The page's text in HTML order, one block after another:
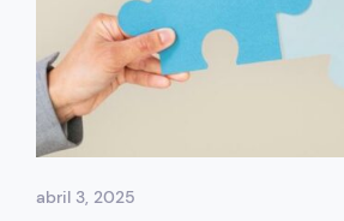
abril 3, 2025